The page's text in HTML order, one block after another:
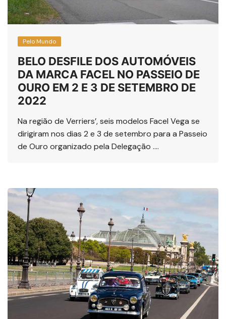
Pelo Mundo
BELO DESFILE DOS AUTOMÓVEIS
DA MARCA FACEL NO PASSEIO DE
OURO EM 2 E 3 DE SETEMBRO DE
2022
Na região de Verriers’, seis modelos Facel Vega se
dirigiram nos dias 2 e 3 de setembro para a Passeio
de Ouro organizado pela Delegação ….